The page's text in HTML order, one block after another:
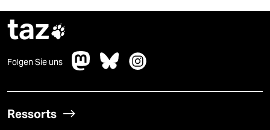
taz
Folgen Sie uns
Ressorts